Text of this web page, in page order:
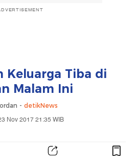
Keluarga Tiba di
Malam Ini
- detikNews
Nov 2017 21:35 WIB